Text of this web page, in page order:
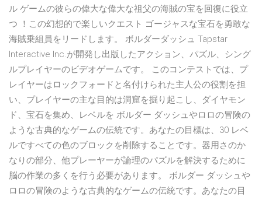
ル ゲームの彼らの偉大な偉大な祖父の海賊の宝を回復に役立
つ ！この幻想的で楽しいクエスト ゴージャスな宝石を勇敢な
海賊乗組員をリードします。 ボルダーダッシュ Tapstar
Interactive Inc.が開発し出版したアクション、パズル、シング
ルプレイヤーのビデオゲームです。 このコンテストでは、プ
レイヤーはロックフォードと名付けられた主人公の役割を担
い、プレイヤーの主な目的は洞窟を掘り起こし、ダイヤモン
ド、宝石を集め、レベルを ボルダー ダッシュやロロの冒険の
ような古典的なゲームの伝統です。あなたの目標は、30 レベ
ルですべての色のブロックを削除することです。器用さのか
なりの部分、他プレーヤーが論理のパズルを解決するために
脳の作業の多くを行う必要があります。 ボルダー ダッシュや
ロロの冒険のような古典的なゲームの伝統です。あなたの目